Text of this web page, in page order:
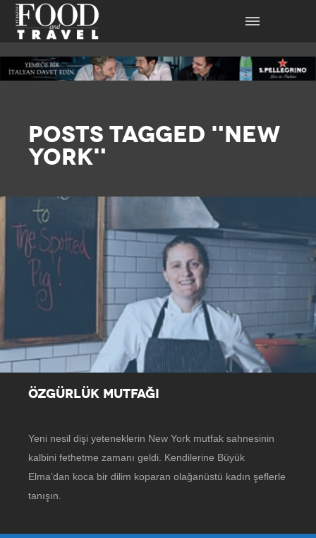
POSTS TAGGED "NEW
YORK"
ÖZGÜRLÜK MUTFAĞI
Yeni nesil dişi yeteneklerin New York mutfak sahnesinin
kalbini fethetme zamanı geldi. Kendilerine Büyük
Elma’dan koca bir dilim koparan olağanüstü kadın şeflerle
tanışın.